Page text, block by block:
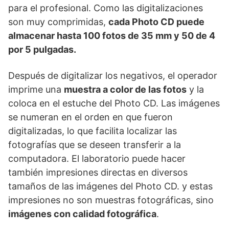
para el profesional. Como las digitalizaciones
son muy comprimidas, cada Photo CD puede
almacenar hasta 100 fotos de 35 mm y 50 de 4
por 5 pulgadas.
Después de digitalizar los negativos, el operador
imprime una muestra a color de las fotos y la
coloca en el estuche del Photo CD. Las imágenes
se numeran en el orden en que fueron
digitalizadas, lo que facilita localizar las
fotografías que se deseen transferir a la
computadora. El laboratorio puede hacer
también impresiones directas en diversos
tamaños de las imágenes del Photo CD. y estas
impresiones no son muestras fotográficas, sino
imágenes con calidad fotográfica.